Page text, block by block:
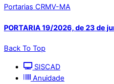
Portarias CRMV-MA
PORTARIA 19/2026, de 23 de
Back To Top
SISCAD
Anuidade